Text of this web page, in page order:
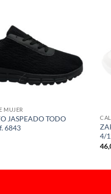
MUJER
JASPEADO TODO
6843
4/